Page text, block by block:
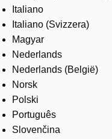
Italiano
Italiano (Svizzera)
Magyar
Nederlands
Nederlands (België)
Norsk
Polski
Português
Slovenčina